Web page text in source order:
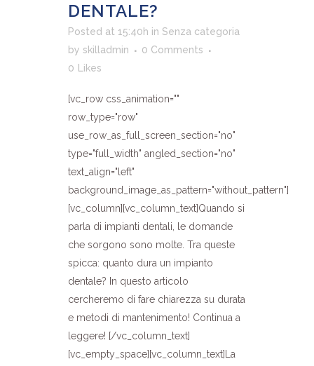
DENTALE?
Posted at 15:40h in Senza categoria
by skilladmin
0 Comments
0
Likes
[vc_row css_animation=""
row_type="row"
use_row_as_full_screen_section="no"
type="full_width" angled_section="no"
text_align="left"
background_image_as_pattern="without_pattern"]
[vc_column][vc_column_text]Quando si
parla di impianti dentali, le domande
che sorgono sono molte. Tra queste
spicca: quanto dura un impianto
dentale? In questo articolo
cercheremo di fare chiarezza su durata
e metodi di mantenimento! Continua a
leggere! [/vc_column_text]
[vc_empty_space][vc_column_text]La